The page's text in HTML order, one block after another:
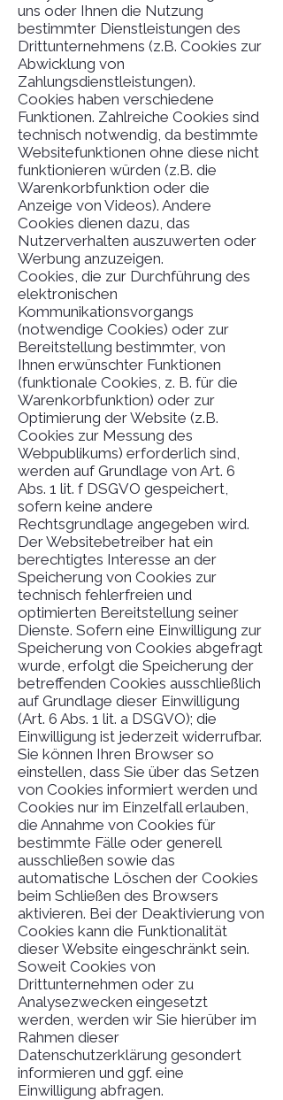
uns oder Ihnen die Nutzung
bestimmter Dienstleistungen des
Drittunternehmens (z.B. Cookies zur
Abwicklung von
Zahlungsdienstleistungen).
Cookies haben verschiedene
Funktionen. Zahlreiche Cookies sind
technisch notwendig, da bestimmte
Websitefunktionen ohne diese nicht
funktionieren würden (z.B. die
Warenkorbfunktion oder die
Anzeige von Videos). Andere
Cookies dienen dazu, das
Nutzerverhalten auszuwerten oder
Werbung anzuzeigen.
Cookies, die zur Durchführung des
elektronischen
Kommunikationsvorgangs
(notwendige Cookies) oder zur
Bereitstellung bestimmter, von
Ihnen erwünschter Funktionen
(funktionale Cookies, z. B. für die
Warenkorbfunktion) oder zur
Optimierung der Website (z.B.
Cookies zur Messung des
Webpublikums) erforderlich sind,
werden auf Grundlage von Art. 6
Abs. 1 lit. f DSGVO gespeichert,
sofern keine andere
Rechtsgrundlage angegeben wird.
Der Websitebetreiber hat ein
berechtigtes Interesse an der
Speicherung von Cookies zur
technisch fehlerfreien und
optimierten Bereitstellung seiner
Dienste. Sofern eine Einwilligung zur
Speicherung von Cookies abgefragt
wurde, erfolgt die Speicherung der
betreffenden Cookies ausschließlich
auf Grundlage dieser Einwilligung
(Art. 6 Abs. 1 lit. a DSGVO); die
Einwilligung ist jederzeit widerrufbar.
Sie können Ihren Browser so
einstellen, dass Sie über das Setzen
von Cookies informiert werden und
Cookies nur im Einzelfall erlauben,
die Annahme von Cookies für
bestimmte Fälle oder generell
ausschließen sowie das
automatische Löschen der Cookies
beim Schließen des Browsers
aktivieren. Bei der Deaktivierung von
Cookies kann die Funktionalität
dieser Website eingeschränkt sein.
Soweit Cookies von
Drittunternehmen oder zu
Analysezwecken eingesetzt
werden, werden wir Sie hierüber im
Rahmen dieser
Datenschutzerklärung gesondert
informieren und ggf. eine
Einwilligung abfragen.